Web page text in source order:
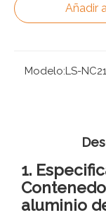
Añadir
Modelo:LS-
1.
aluminio